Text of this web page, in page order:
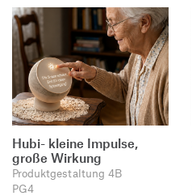
Hubi- kleine Impulse,
große Wirkung
Produktgestaltung 4B
PG4